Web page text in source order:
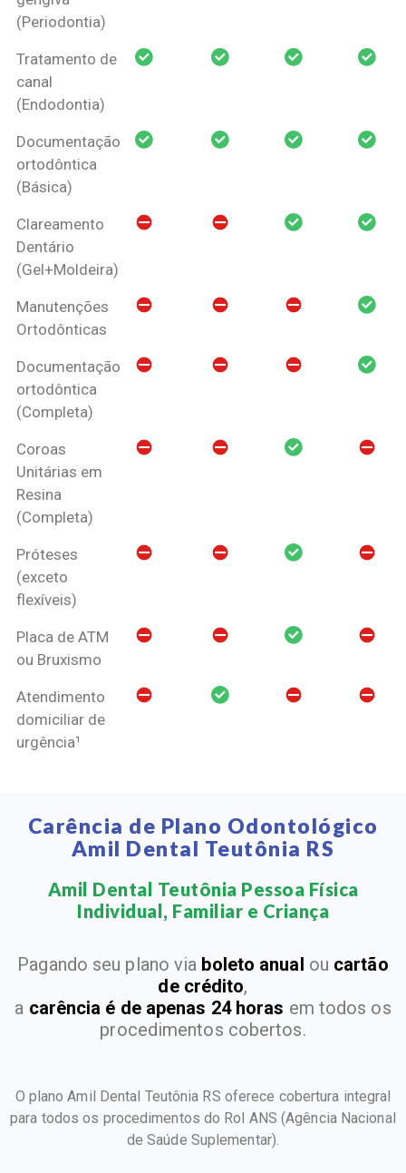
(Periodontia)
Tratamento de
canal
(Endodontia)
Documentação
ortodôntica
(Básica)
Clareamento
Dentário
(Gel+Moldeira)
Manutenções
Ortodônticas
Documentação
ortodôntica
(Completa)
Coroas
Unitárias em
Resina
(Completa)
Próteses
(exceto
flexíveis)
Placa de ATM
ou Bruxismo
Atendimento
domiciliar de
urgência¹
Carência de Plano Odontológico
Amil Dental Teutônia RS
Amil Dental Teutônia Pessoa Física
Individual, Familiar e Criança​
Pagando seu plano via boleto anual ou cartão
de crédito,
a carência é de apenas 24 horas em todos os
procedimentos cobertos.
O plano Amil Dental Teutônia RS oferece cobertura integral
para todos os procedimentos do Rol ANS(Agência Nacional
de Saúde Suplementar).